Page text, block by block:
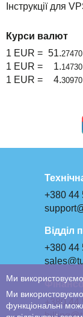
Інструкції для
Курси валют
1 EUR = 51.27470
1 EUR =
1.14730
1 EUR =
4.30970
+380 44
Відділ
+380 44
+380 44
Ми
Ми
функціональні